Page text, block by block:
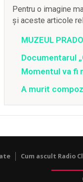
Pentru o imagine
și aceste articole
MUZEUL
Documentarul
Momentul va fi
A murit
Cum ascult Radio